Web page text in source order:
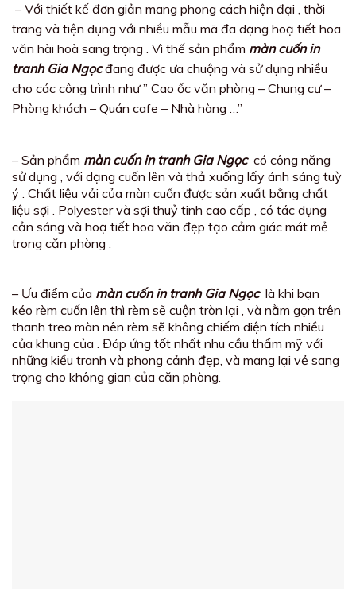
– Với thiết kế đơn giản mang phong cách hiện đại , thời
trang và tiện dụng với nhiều mẫu mã đa dạng hoạ tiết hoa
văn hài hoà sang trọng . Vì thế sản phẩm màn cuốn in
tranh Gia Ngọcđang được ưa chuộng và sử dụng nhiều
cho các công trình như ” Cao ốc văn phòng – Chung cư –
Phòng khách – Quán cafe – Nhà hàng …”
– Sản phẩm màn cuốn in tranh Gia Ngọccó công năng
sử dụng , với dạng cuốn lên và thả xuống lấy ánh sáng tuỳ
ý . Chất liệu vải của màn cuốn được sản xuất bằng chất
liệu sợi . Polyester và sợi thuỷ tinh cao cấp , có tác dụng
cản sáng và hoạ tiết hoa văn đẹp tạo cảm giác mát mẻ
trong căn phòng .
– Ưu điểm của màn cuốn in tranh Gia Ngọclà khi bạn
kéo rèm cuốn lên thì rèm sẽ cuộn tròn lại , và nằm gọn trên
thanh treo màn nên rèm sẽ không chiếm diện tích nhiều
của khung của . Đáp ứng tốt nhất nhu cầu thẩm mỹ với
những kiểu tranh và phong cảnh đẹp, và mang lại vẻ sang
trọng cho không gian của căn phòng.